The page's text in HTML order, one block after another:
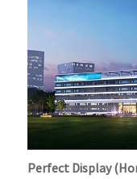
Perfect Display